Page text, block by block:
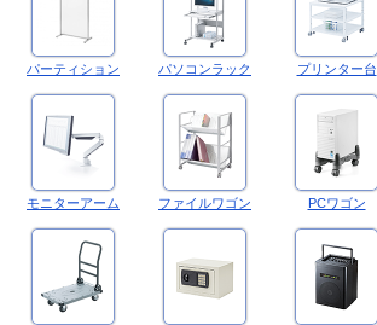
パーティション パソコンラック プリンター台
モニターアーム ファイルワゴン PCワゴン